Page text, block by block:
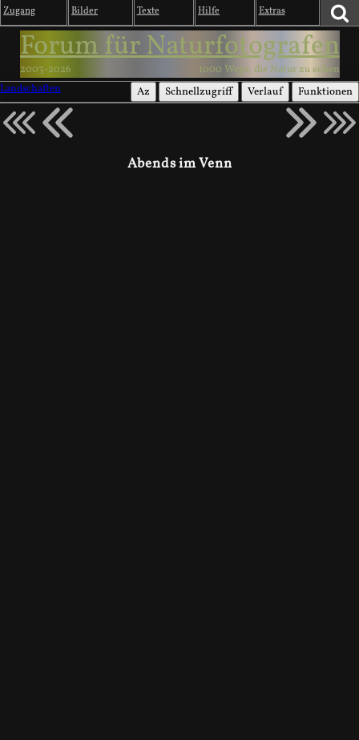
Zugang Bilder Texte Hilfe Extras
Forum für Naturfotografen
2003-2026
1000 Wege, die Natur zu sehen
Landschaften
Az Schnellzugriff Verlauf Funktionen
Abends im Venn